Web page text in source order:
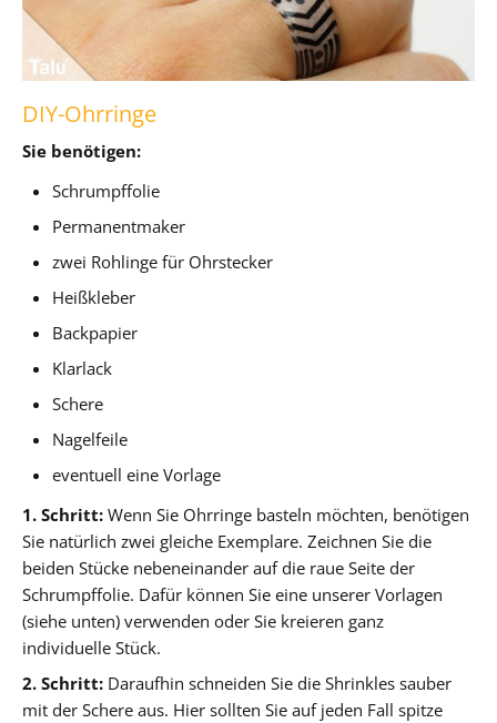
DIY-Ohrringe
Sie benötigen:
Schrumpffolie
Permanentmaker
zwei Rohlinge für Ohrstecker
Heißkleber
Backpapier
Klarlack
Schere
Nagelfeile
eventuell eine Vorlage
1. Schritt: Wenn Sie Ohrringe basteln möchten, benötigen
Sie natürlich zwei gleiche Exemplare. Zeichnen Sie die
beiden Stücke nebeneinander auf die raue Seite der
Schrumpffolie. Dafür können Sie eine unserer Vorlagen
(siehe unten) verwenden oder Sie kreieren ganz
individuelle Stück.
2. Schritt: Daraufhin schneiden Sie die Shrinkles sauber
mit der Schere aus. Hier sollten Sie auf jeden Fall spitze